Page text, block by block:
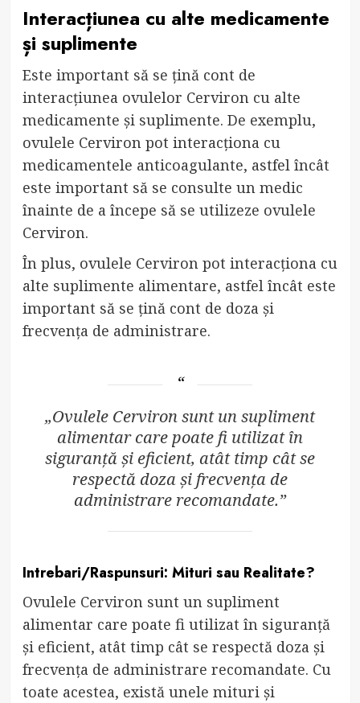
Interacțiunea cu alte medicamente
și suplimente
Este important să se țină cont de
interacțiunea ovulelor Cerviron cu alte
medicamente și suplimente. De exemplu,
ovulele Cerviron pot interacționa cu
medicamentele anticoagulante, astfel încât
este important să se consulte un medic
înainte de a începe să se utilizeze ovulele
Cerviron.
În plus, ovulele Cerviron pot interacționa cu
alte suplimente alimentare, astfel încât este
important să se țină cont de doza și
frecvența de administrare.
„Ovulele Cerviron sunt un supliment
alimentar care poate fi utilizat în
siguranță și eficient, atât timp cât se
respectă doza și frecvența de
administrare recomandate.”
Intrebari/Raspunsuri: Mituri sau Realitate?
Ovulele Cerviron sunt un supliment
alimentar care poate fi utilizat în siguranță
și eficient, atât timp cât se respectă doza și
frecvența de administrare recomandate. Cu
toate acestea, există unele mituri și